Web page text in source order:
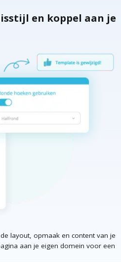
en koppel aan je
layout, opmaak en content van je
aan je eigen domein voor een